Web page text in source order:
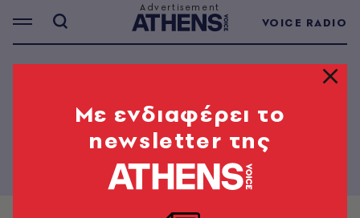
VOICE RADIO
PAPER - 498
Mε ενδιαφέρει το
newsletter της